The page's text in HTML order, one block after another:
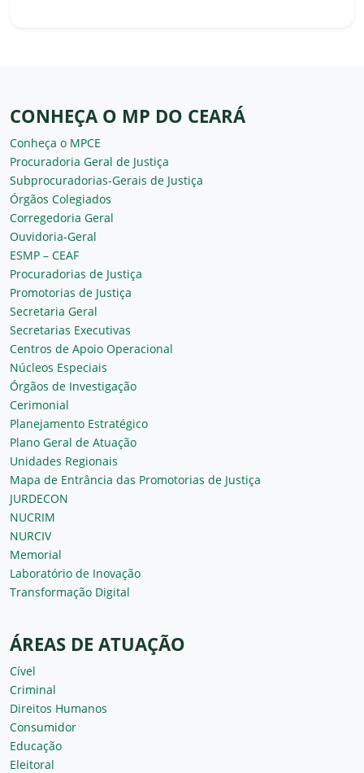
CONHEÇA O MP DO CEARÁ
Conheça o MPCE
Procuradoria Geral de Justiça
Subprocuradorias-Gerais de Justiça
Órgãos Colegiados
Corregedoria Geral
Ouvidoria-Geral
ESMP – CEAF
Procuradorias de Justiça
Promotorias de Justiça
Secretaria Geral
Secretarias Executivas
Centros de Apoio Operacional
Núcleos Especiais
Órgãos de Investigação
Cerimonial
Planejamento Estratégico
Plano Geral de Atuação
Unidades Regionais
Mapa de Entrância das Promotorias de Justiça
JURDECON
NUCRIM
NURCIV
Memorial
Laboratório de Inovação
Transformação Digital
ÁREAS DE ATUAÇÃO
Cível
Criminal
Direitos Humanos
Consumidor
Educação
Eleitoral